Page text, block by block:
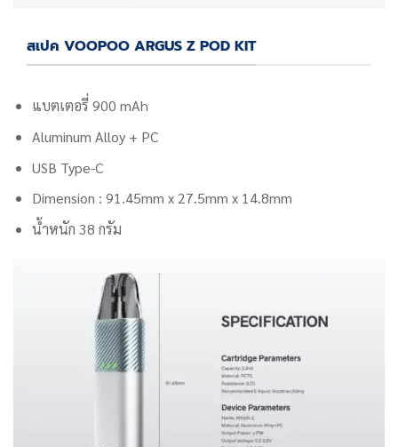
สเปค VOOPOO ARGUS Z POD KIT
แบตเตอรี่ 900 mAh
Aluminum Alloy + PC
USB Type-C
Dimension : 91.45mm x 27.5mm x 14.8mm
น้ำหนัก 38 กรัม